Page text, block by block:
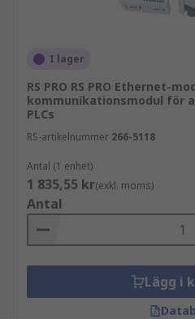
I lager
RS PRO RS PRO Ethernet-
kommunikationsmodul för
PLCs
RS-artikelnummer 266-5118
Antal (1 enhet)
1 835,55 kr(exkl. moms)
Antal
Lägg i